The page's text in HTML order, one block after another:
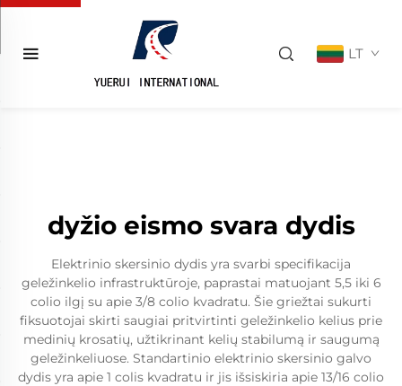
LT
dyžio eismo svara dydis
Elektrinio skersinio dydis yra svarbi specifikacija
geležinkelio infrastruktūroje, paprastai matuojant 5,5 iki 6
colio ilgį su apie 3/8 colio kvadratu. Šie griežtai sukurti
fiksuotojai skirti saugiai pritvirtinti geležinkelio kelius prie
medinių krosatių, užtikrinant kelių stabilumą ir saugumą
geležinkeliuose. Standartinio elektrinio skersinio galvo
dydis yra apie 1 colis kvadratu ir jis išsiskiria apie 13/16 colio